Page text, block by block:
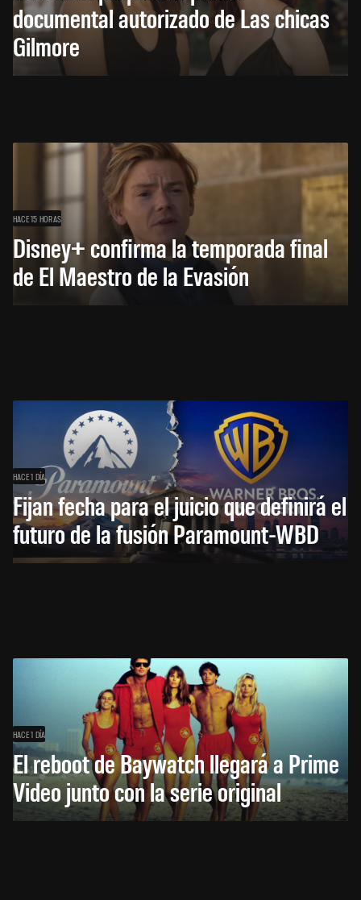
documental autorizado de Las chicas
Gilmore
HACE 15 HORAS
Disney+ confirma la temporada final
de El Maestro de la Evasión
HACE 1 DÍA
Fijan fecha para el juicio que definirá el
futuro de la fusión Paramount-WBD
HACE 1 DÍA
El reboot de Baywatch llegará a Prime
Video junto con la serie original